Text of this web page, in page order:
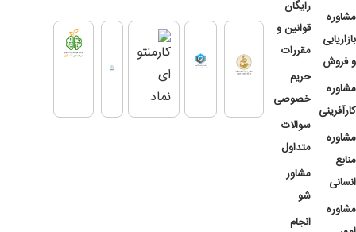
مشاوره
بازاریابی
و فروش
مشاوره
کارآفرینی
مشاوره
منابع
انسانی
مشاوره
رایگان
قوانین و
مقررات
حریم
خصوصی
سوالات
متداول
مشاور
شو
انجام